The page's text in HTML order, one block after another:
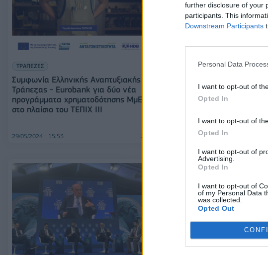
further disclosure of your
participants. This
Downstream Participants
Personal Data
I want to opt-out of
Opted In
I want to opt-out of
Opted In
I want to opt-out of
Advertising.
Opted In
I want to opt-out of
of my Personal Data
was collected.
Opted Out
ΤΡΑΠΕΖΕΣ
Συμφωνία Ελληνικής Αναπτυξιακής
Τράπεζας - Eurobank για δύο νέα
προγράμματα χρηματοδότησης ΜμΕ
στο πλαίσιο του ΤΕΠΙΧ ΙΙΙ
29/05/2024 - 15:53
ΤΡΑΠΕΖΕΣ
Ελληνική Αναπτυξιακή
των ΜμΕ
26/04/2024 - 12:40